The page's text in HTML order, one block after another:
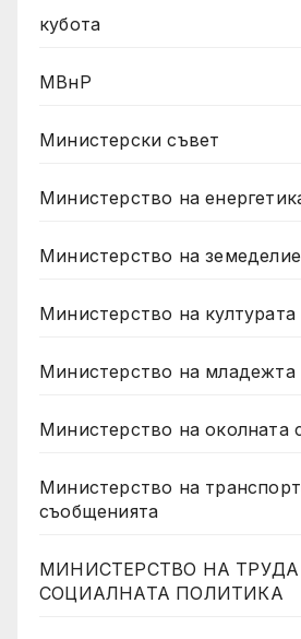
кубота
МВнР
Министерски съвет
Министерство на
Министерство на
Министерство на културата
Министерство на младежта
Министерство на околната
Министерство на
съобщенията
МИНИСТЕРСТВО НА
СОЦИАЛНАТА ПОЛИТИКА